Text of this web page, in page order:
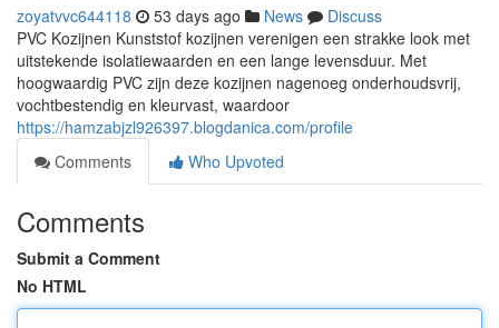
zoyatvvc644118 53 days ago News
Discuss
PVC Kozijnen Kunststof kozijnen verenigen een strakke look met
uitstekende isolatiewaarden en een lange levensduur. Met
hoogwaardig PVC zijn deze kozijnen nagenoeg onderhoudsvrij,
vochtbestendig en kleurvast, waardoor
https://hamzabjzl926397.blogdanica.com/profile
Comments
Who Upvoted
Comments
Submit a Comment
No HTML